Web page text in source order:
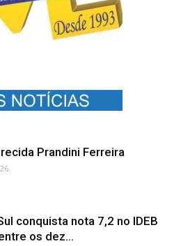
Prandini Ferreira
conquista nota 7,2 no IDEB
os dez...